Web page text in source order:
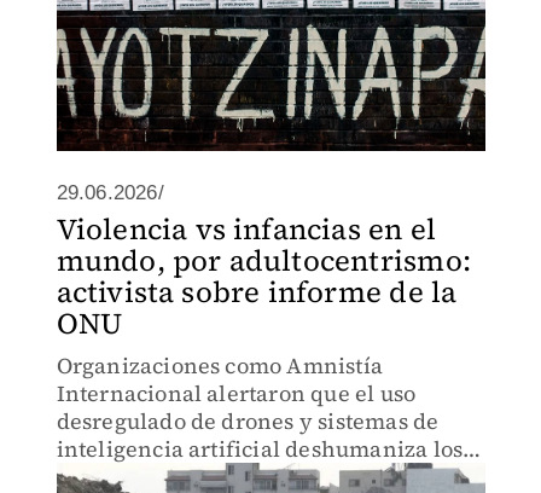
29.06.2026/
Violencia vs infancias en el
mundo, por adultocentrismo:
activista sobre informe de la
ONU
Organizaciones como Amnistía
Internacional alertaron que el uso
desregulado de drones y sistemas de
inteligencia artificial deshumaniza los
ataques y multiplica las víctimas civiles.